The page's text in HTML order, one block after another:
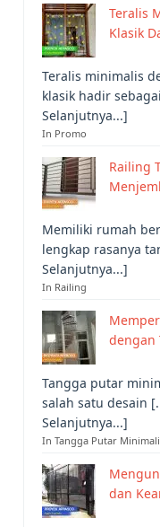
Teralis
Klasik
Teralis minimalis
klasik hadir
Selanjutnya...]
In Promo
Railing
Memiliki rumah
lengkap rasanya
Selanjutnya...]
In Railing
dengan
Tangga putar
salah satu desain
Selanjutnya...]
In Tangga Putar
dan